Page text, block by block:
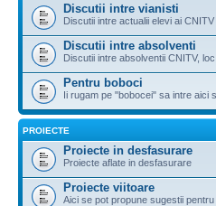
Discutii intre vianisti
Discutii intre actualii elevi ai CNITV
Discutii intre absolventi
Discutii intre absolventii CNITV, loc
Pentru boboci
Ii rugam pe "bobocei" sa intre aici
PROIECTE
Proiecte in desfasurare
Proiecte aflate in desfasurare
Proiecte viitoare
Aici se pot propune sugestii